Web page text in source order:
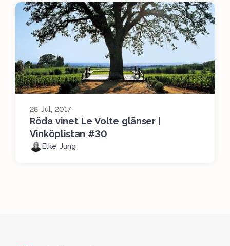
28 Jul, 2017
Röda vinet Le Volte glänser |
Vinköplistan #30
Elke Jung